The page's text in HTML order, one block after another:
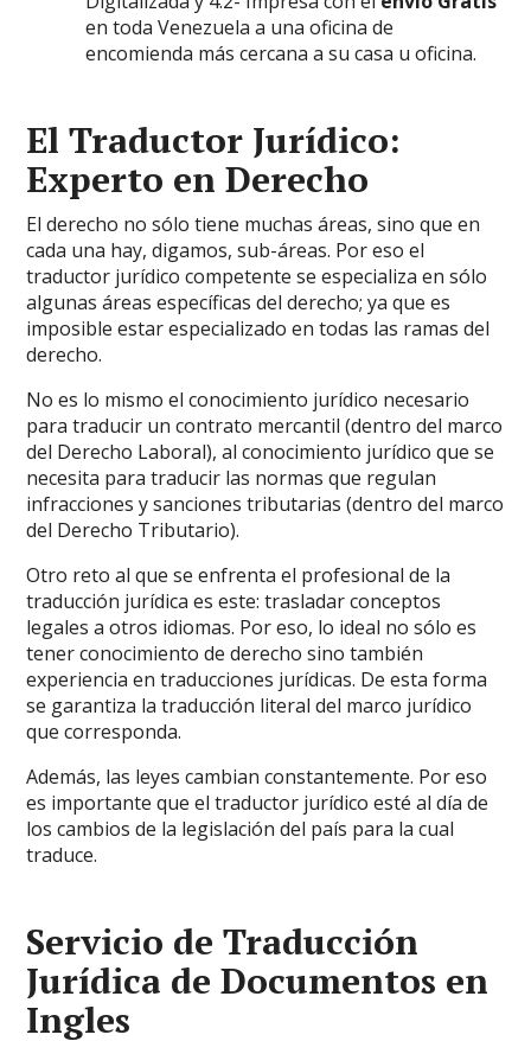
en toda Venezuela a una oficina de
encomienda más cercana a su casa u oficina.
El Traductor Jurídico:
Experto en Derecho
El derecho no sólo tiene muchas áreas, sino que en
cada una hay, digamos, sub-áreas. Por eso el
traductor jurídico competente se especializa en sólo
algunas áreas específicas del derecho; ya que es
imposible estar especializado en todas las ramas del
derecho.
No es lo mismo el conocimiento jurídico necesario
para traducir un contrato mercantil (dentro del marco
del Derecho Laboral), al conocimiento jurídico que se
necesita para traducir las normas que regulan
infracciones y sanciones tributarias (dentro del marco
del Derecho Tributario).
Otro reto al que se enfrenta el profesional de la
traducción jurídica es este: trasladar conceptos
legales a otros idiomas. Por eso, lo ideal no sólo es
tener conocimiento de derecho sino también
experiencia en traducciones jurídicas. De esta forma
se garantiza la traducción literal del marco jurídico
que corresponda.
Además, las leyes cambian constantemente. Por eso
es importante que el traductor jurídico esté al día de
los cambios de la legislación del país para la cual
traduce.
Servicio de Traducción
Jurídica de Documentos en
Ingles